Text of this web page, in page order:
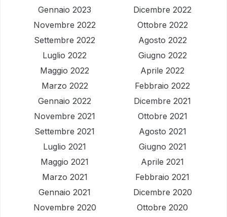
Gennaio 2023
Dicembre 2022
Novembre 2022
Ottobre 2022
Settembre 2022
Agosto 2022
Luglio 2022
Giugno 2022
Maggio 2022
Aprile 2022
Marzo 2022
Febbraio 2022
Gennaio 2022
Dicembre 2021
Novembre 2021
Ottobre 2021
Settembre 2021
Agosto 2021
Luglio 2021
Giugno 2021
Maggio 2021
Aprile 2021
Marzo 2021
Febbraio 2021
Gennaio 2021
Dicembre 2020
Novembre 2020
Ottobre 2020